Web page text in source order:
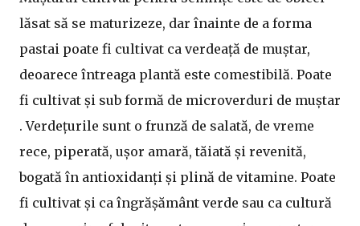
lăsat să se maturizeze, dar înainte de a forma
pastai poate fi cultivat ca verdeață de muștar,
deoarece întreaga plantă este comestibilă. Poate
fi cultivat și sub formă de microverduri de muștar
. Verdețurile sunt o frunză de salată, de vreme
rece, piperată, ușor amară, tăiată și revenită,
bogată în antioxidanți și plină de vitamine. Poate
fi cultivat și ca îngrășământ verde sau ca cultură